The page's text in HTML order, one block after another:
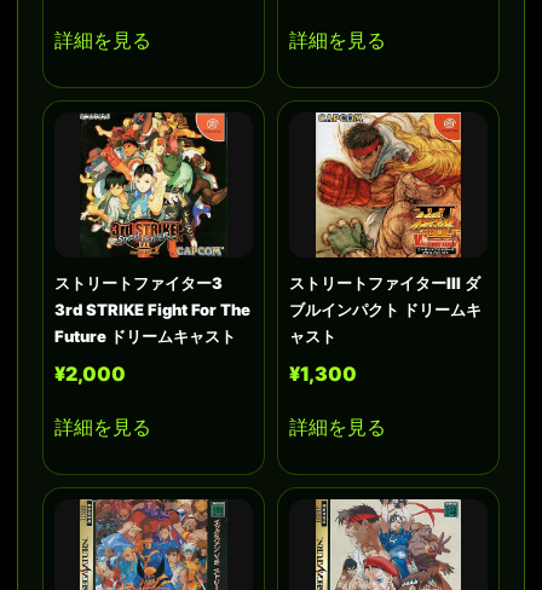
詳細を見る 詳細を見る
ストリートファイター3
3rd STRIKE Fight For The
Future ドリームキャスト
¥2,000
詳細を見る
ストリートファイターIII ダ
ブルインパクト ドリームキ
ャスト
¥1,300
詳細を見る